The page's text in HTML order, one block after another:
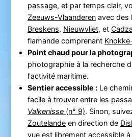
passage, et par temps clair,
Zeeuws-Vlaanderenavec des
Breskens, Nieuwvliet, et
flamande comprenant
Point chaud pour la
photographie à la recherche
l'activité maritime.
Sentier accessible :Le
facile à trouver entre les
Valkenisse(n° 9). Sinon,
Zoutelandeen direction de
vue est librement accessible